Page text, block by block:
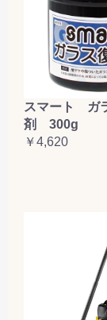
スマート ガ
剤 300g
￥4,620